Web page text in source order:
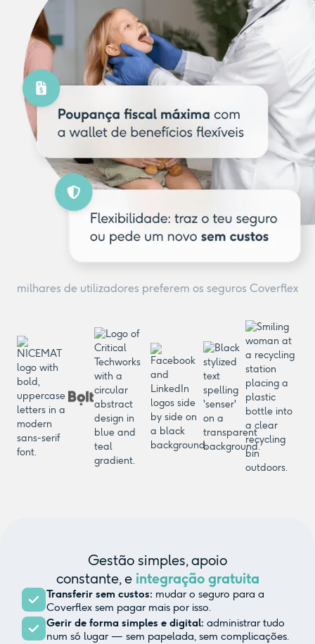
milhares de utilizadores preferem os seguros Coverflex
Gestão simples, apoio
constante, e integração gratuita
Transferir sem custos: mudar o seguro para a
Coverflex sem pagar mais por isso.
Gerir de forma simples e digital:administrar tudo
num só lugar — sem papelada, sem complicações.